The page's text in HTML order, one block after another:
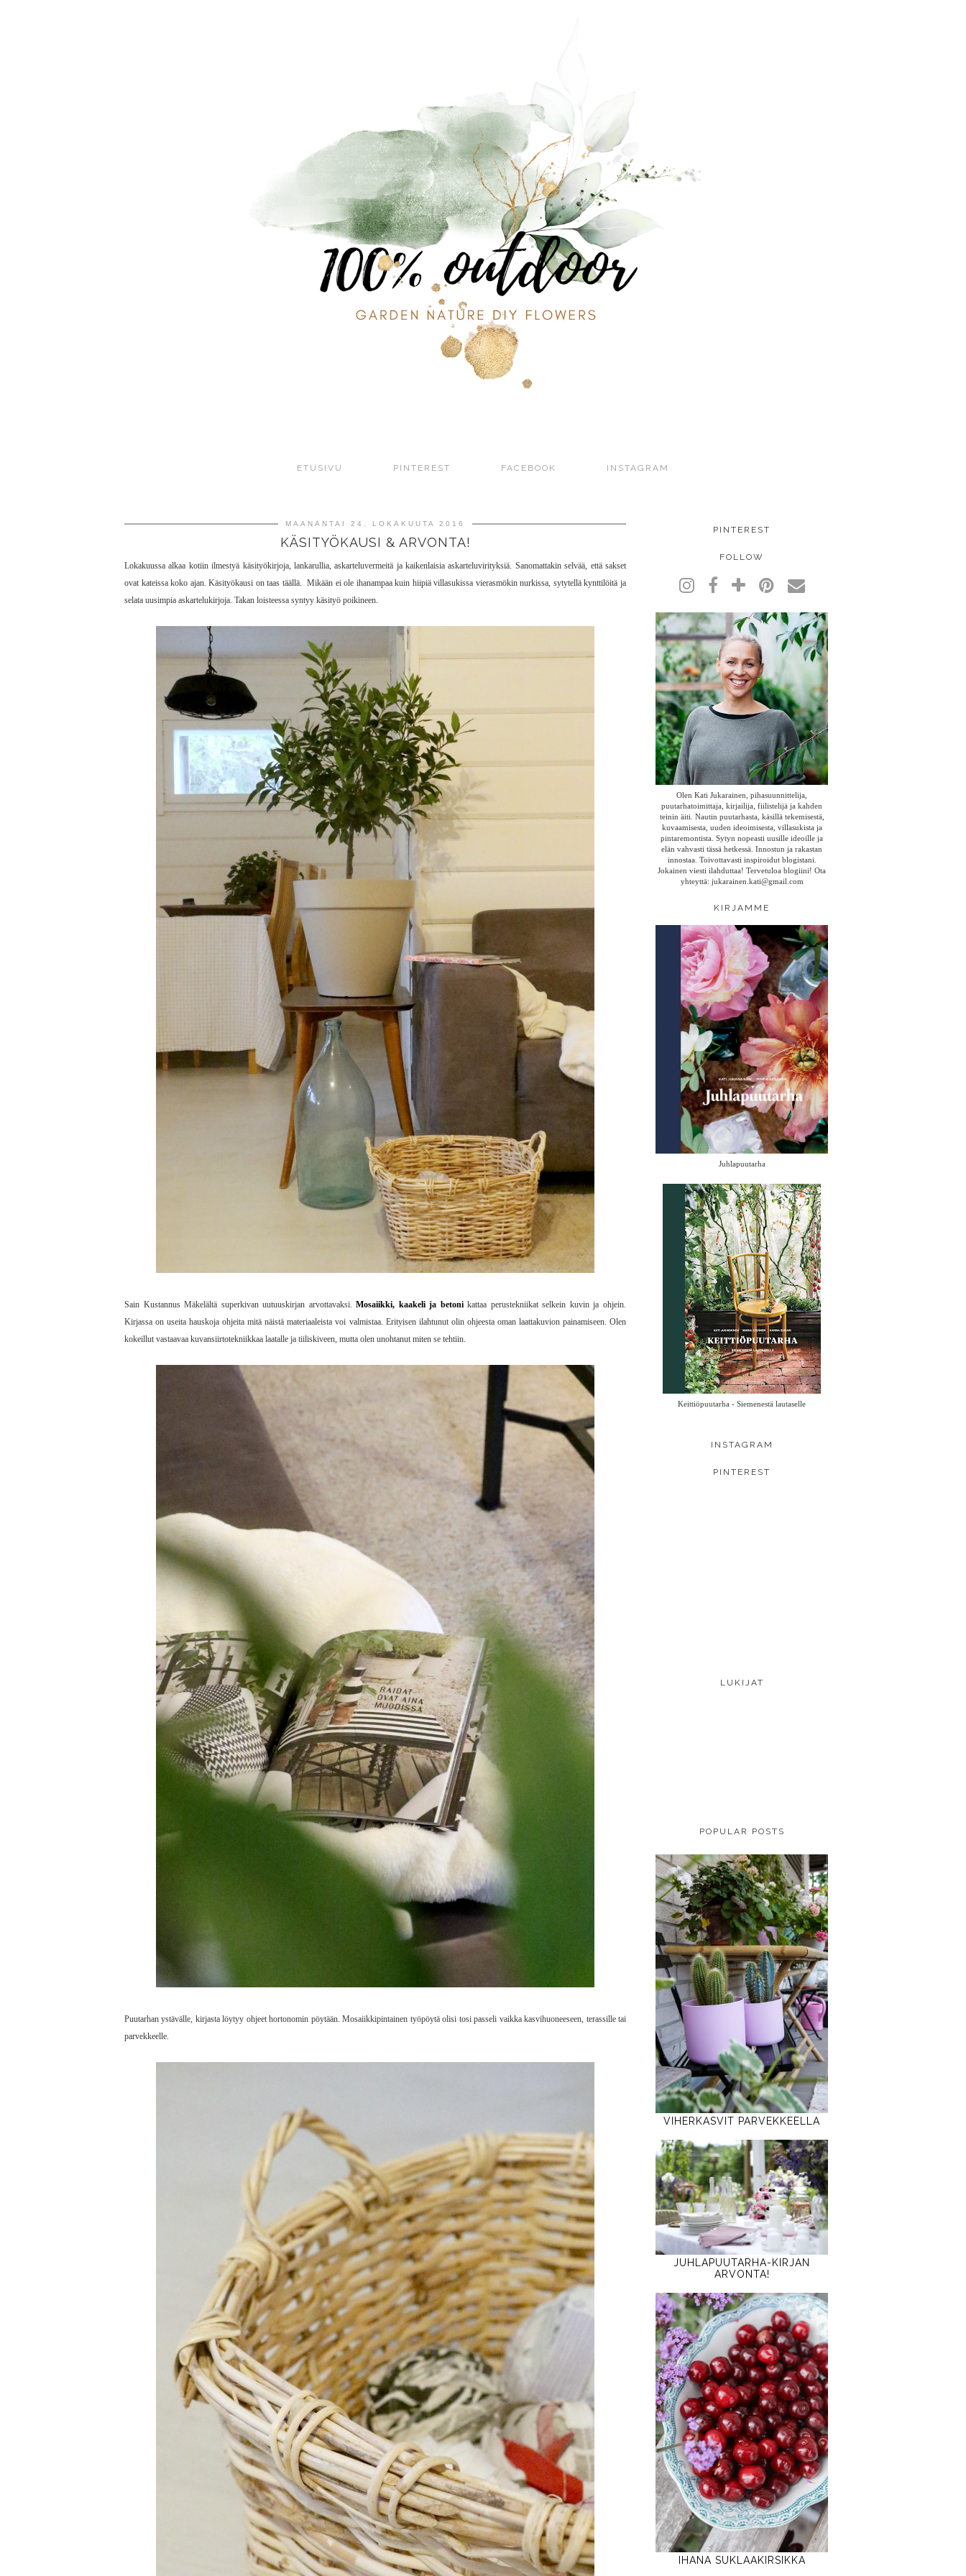
ETUSIVU PINTEREST FACEBOOK INSTAGRAM
MAANANTAI 24. LOKAKUUTA 2016
KÄSITYÖKAUSI & ARVONTA!
Lokakuussa alkaa kotiin ilmestyä käsityökirjoja, lankarullia, askarteluvermeitä ja kaikenlaisia askarteluvirityksiä. Sanomattakin selvää, että sakset
ovat kateissa koko ajan. Käsityökausi on taas täällä. Mikään ei ole ihanampaa kuin hiipiä villasukissa vierasmökin nurkissa, sytytellä kynttilöitä ja
selata uusimpia askartelukirjoja. Takan loisteessa syntyy käsityö poikineen.
Sain Kustannus Mäkelältä superkivan uutuuskirjan arvottavaksi.Mosaiikki, kaakeli ja betonikattaa perustekniikat selkein kuvin ja ohjein.
Kirjassa on useita hauskoja ohjeita mitä näistä materiaaleista voi valmistaa. Erityisen ilahtunut olin ohjeesta oman laattakuvion painamiseen. Olen
kokeillut vastaavaa kuvansiirtotekniikkaa laatalle ja tiiliskiveen, mutta olen unohtanut miten se tehtiin.
Puutarhan ystävälle, kirjasta löytyy ohjeet hortonomin pöytään. Mosaiikkipintainen työpöytä olisi tosi passeli vaikka kasvihuoneeseen, terassille tai
parvekkeelle.
PINTEREST
FOLLOW
Olen Kati Jukarainen, pihasuunnittelija,
puutarhatoimittaja, kirjailija, fiilistelijä ja kahden
teinin äiti. Nautin puutarhasta, käsillä tekemisestä,
kuvaamisesta, uuden ideoimisesta, villasukista ja
pintaremontista. Sytyn nopeasti uusille ideoille ja
elän vahvasti tässä hetkessä. Innostun ja rakastan
innostaa. Toivottavasti inspiroidut blogistani.
Jokainen viesti ilahduttaa! Tervetuloa blogiini! Ota
yhteyttä: jukarainen.kati@gmail.com
KIRJAMME
Juhlapuutarha
Keittiöpuutarha - Siemenestä lautaselle
INSTAGRAM
PINTEREST
LUKIJAT
POPULAR POSTS
VIHERKASVIT PARVEKKEELLA
JUHLAPUUTARHA-KIRJAN
ARVONTA!
IHANA SUKLAAKIRSIKKA